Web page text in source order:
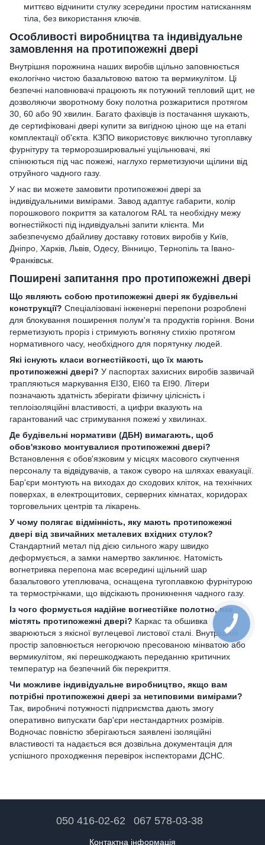
миттєво відчинити стулку зсередини простим натисканням
тіла, без використання ключів.
Особливості виробництва та індивідуальне
замовлення на протипожежні двері
Внутрішня порожнина наших виробів щільно заповнюється
екологічно чистою базальтовою ватою та вермикулітом. Ці
безпечні наповнювачі працюють як потужний тепловий щит, не
дозволяючи зворотному боку полотна розжаритися протягом
30, 60 або 90 хвилин. Багато фахівців із постачання шукають,
де сертифіковані двері купити за вигідною ціною ще на етапі
комплектації об'єкта. КЗПО використовує виключно тугоплавку
фурнітуру та терморозширювальні ущільнювачі, які
спінюються під час пожежі, наглухо герметизуючи щілини від
отруйного чадного газу.
У нас ви можете замовити протипожежні двері за
індивідуальними вимірами. Завод адаптує габарити, колір
порошкового покриття за каталогом RAL та необхідну межу
вогнестійкості під індивідуальні запити клієнта. Ми
забезпечуємо дбайливу доставку готових виробів у Київ,
Дніпро, Харків, Львів, Одесу, Вінницю, Тернопіль та Івано-
Франківськ.
Поширені запитання про протипожежні двері
Що являють собою протипожежні двері як будівельні
конструкції? Спеціалізовані інженерні перепони розроблені
для блокування поширення полум'я та продуктів горіння. Вони
герметизують проріз і стримують вогняну стихію протягом
нормативного часу, необхідного для порятунку людей.
Які існують класи вогнестійкості, що їх мають
протипожежні двері? У паспортах захисних виробів зазвичай
трапляються маркування EI30, EI60 та EI90. Літери
позначають здатність зберігати фізичну цілісність і
теплоізоляційні властивості, а цифри вказують на
гарантований час стримування пожежі у хвилинах.
Де будівельні нормативи (ДБН) вимагають, щоб
обов'язково монтувалися протипожежні двері?
Встановлення є обов'язковим у місцях масового скупчення
персоналу та відвідувачів, а також суворо на шляхах евакуації.
Бар'єри монтують на виходах до сходових кліток, на технічних
поверхах, в електрощитових, серверних кімнатах, коридорах
торговельних центрів та лікарень.
У чому полягає відмінність, яку мають протипожежні
двері від звичайних металевих вхідних стулок?
Стандартний метал під дією сильного жару швидко
деформується, а замки намертво заклинює. Натомість
вогнетривка перепона має всередині щільний шар
базальтового утеплювача, оснащена тугоплавкою фурнітурою
та термострічками, що відсікають проникнення чадного газу.
Із чого формується надійне вогнестійке полотно, яке
містять протипожежні двері? Каркас та обшивка
зварюються з якісної вуглецевої листової сталі. Внутрішній
простір заповнюється негорючою пресованою мінватою або
вермикулітом, які перешкоджають переданню критичних
температур на безпечний бік перекриття.
Чи можливе індивідуальне виробництво, якщо вам
потрібні протипожежні двері за нетиповими вимірами?
Так, виробничі потужності підприємства дають змогу
оперативно випускати бар'єри нестандартних розмірів.
Водночас повністю зберігаються заявлені ізоляційні
властивості та надається вся дозвільна документація для
успішного проходження перевірок інспекторами ДСНС.
050 416-02-62 067 578-03-38
Контактна інформація